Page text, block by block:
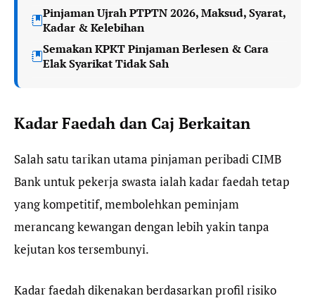
Pinjaman Ujrah PTPTN 2026, Maksud, Syarat,
Kadar & Kelebihan
Semakan KPKT Pinjaman Berlesen & Cara
Elak Syarikat Tidak Sah
Kadar Faedah dan Caj Berkaitan
Salah satu tarikan utama pinjaman peribadi CIMB
Bank untuk pekerja swasta ialah kadar faedah tetap
yang kompetitif, membolehkan peminjam
merancang kewangan dengan lebih yakin tanpa
kejutan kos tersembunyi.
Kadar faedah dikenakan berdasarkan profil risiko